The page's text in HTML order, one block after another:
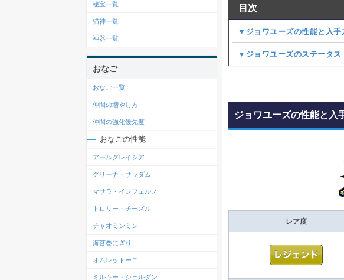
目次
▼ジョワユーズの性能と入手
▼ジョワユーズのステータス
ジョワユーズの性能と入
レア度
秘宝一覧
猫神一覧
神器一覧
おなご
おなご一覧
仲間の増やし方
仲間の強化優先度
おなごの性能
アールグレイシア
グリーナ・サラダム
マサラ・インフェルノ
トロリー・チーズル
チャオミンミン
海苔巻にぎり
オムレットーニ
ミルキー・シェルダン